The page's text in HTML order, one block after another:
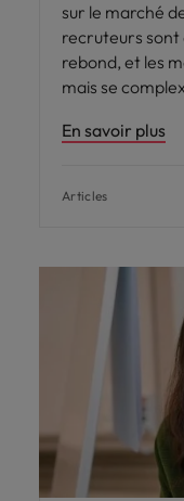
sur le marché
recruteurs sont
rebond, et les
mais se
En savoir plus
Articles